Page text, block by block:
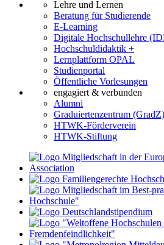
Lehre und Lernen
Beratung für Studierende
E-Learning
Digitale Hochschullehre
Hochschuldidaktik +
Lernplattform OPAL
Studienportal
Öffentliche Vorlesungen
engagiert & verbunden
Alumni
Graduiertenzentrum (GradZ)
HTWK-Förderverein
HTWK-Stiftung